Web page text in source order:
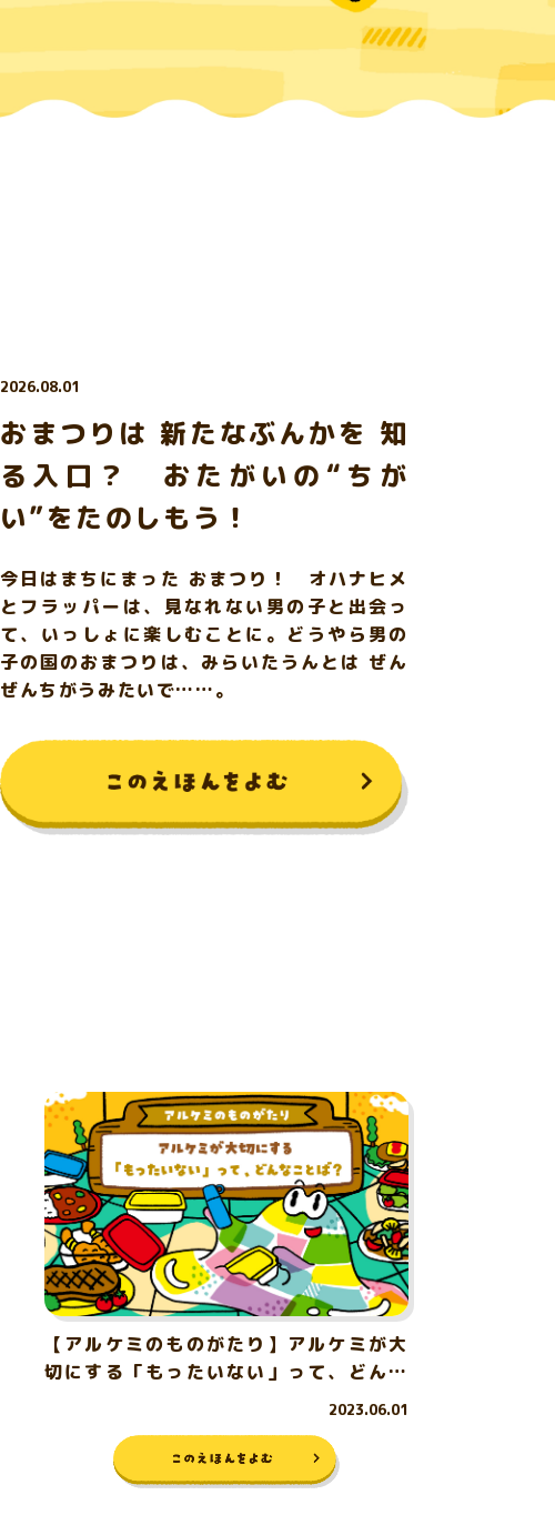
2026.08.01
おまつりは 新たなぶんかを 知
る入口？ おたがいの“ちが
い”をたのしもう！
今日はまちにまった おまつり！ オハナヒメ
とフラッパーは、見なれない男の子と出会っ
て、いっしょに楽しむことに。どうやら男の
子の国のおまつりは、みらいたうんとは ぜん
ぜんちがうみたいで……。
【アルケミのものがたり】アルケミが大
切にする「もったいない」って、どんな
2023.06.01